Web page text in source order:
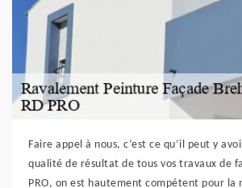
Faire appel à nous, c’est ce qu’il peut y
qualité de résultat de tous vos travaux de
PRO, on est hautement compétent pour la